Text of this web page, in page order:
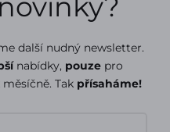
další nudný newsletter.
nabídky, pouze pro
měsíčně. Tak přísaháme!